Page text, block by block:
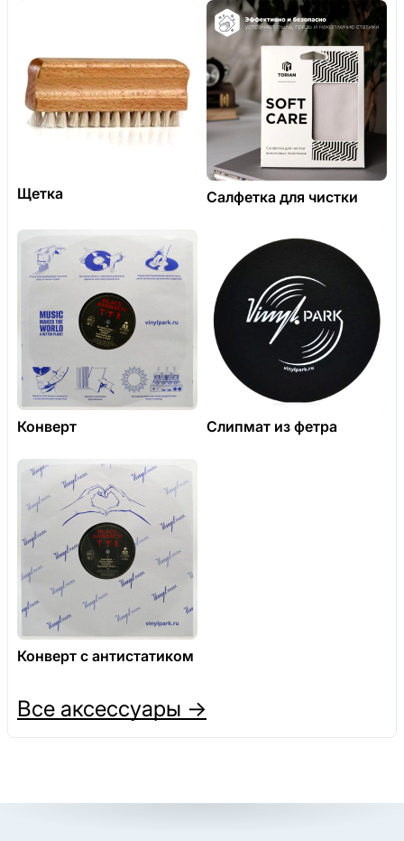
Щетка Салфетка для чистки
Конверт Слипмат из фетра
Конверт с антистатиком
Все аксессуары →